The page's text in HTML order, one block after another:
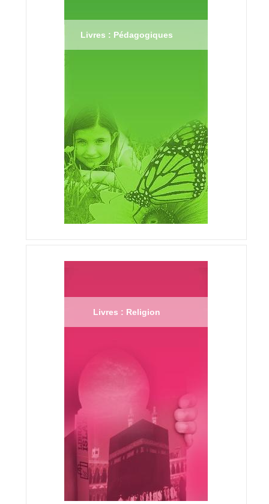
Livres : Pédagogiques
Livres : Religion